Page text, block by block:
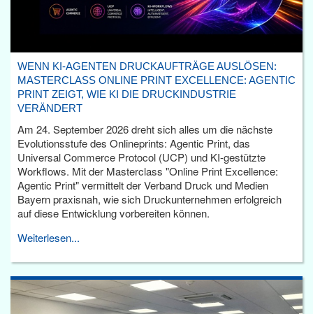
WENN KI-AGENTEN DRUCKAUFTRÄGE AUSLÖSEN:
MASTERCLASS ONLINE PRINT EXCELLENCE: AGENTIC
PRINT ZEIGT, WIE KI DIE DRUCKINDUSTRIE
VERÄNDERT
Am 24. September 2026 dreht sich alles um die nächste
Evolutionsstufe des Onlineprints: Agentic Print, das
Universal Commerce Protocol (UCP) und KI-gestützte
Workflows. Mit der Masterclass "Online Print Excellence:
Agentic Print" vermittelt der Verband Druck und Medien
Bayern praxisnah, wie sich Druckunternehmen erfolgreich
auf diese Entwicklung vorbereiten können.
Weiterlesen...